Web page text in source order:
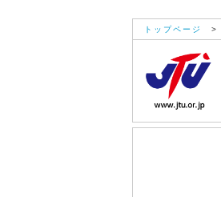
トップページ >